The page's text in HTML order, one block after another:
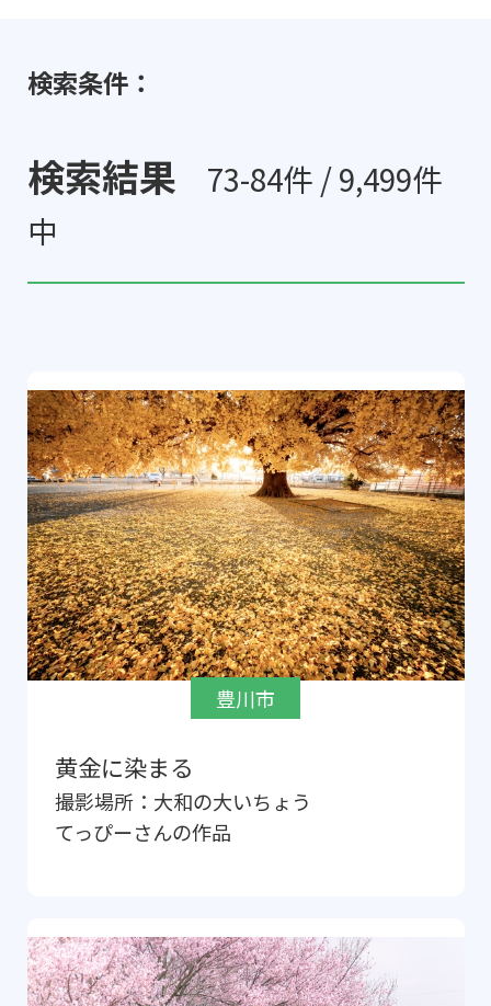
検索条件：
検索結果 73-84件 / 9,499件
中
豊川市
黄金に染まる
撮影場所： 大和の大いちょう
てっぴーさんの作品